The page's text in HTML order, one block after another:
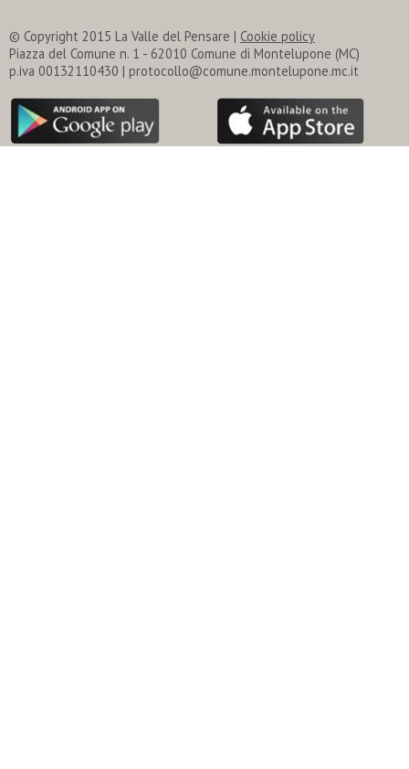
© Copyright 2015 La Valle del Pensare | Cookie policy
Piazza del Comune n. 1 - 62010 Comune di Montelupone (MC)
p.iva 00132110430 | protocollo@comune.montelupone.mc.it